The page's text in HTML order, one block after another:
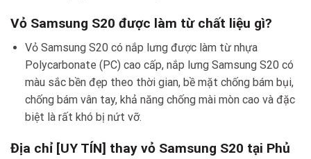
Vỏ Samsung S20 được làm từ chất liệu gì?
Vỏ Samsung S20 có nắp lưng được làm từ nhựa
Polycarbonate (PC) cao cấp, nắp lưng Samsung S20 có
màu sắc bền đẹp theo thời gian, bề mặt chống bám bụi,
chống bám vân tay, khả năng chống mài mòn cao và đặc
biệt là rất khó bị nứt vỡ.
Địa chỉ [UY TÍN] thay vỏ Samsung S20 tại Phủ